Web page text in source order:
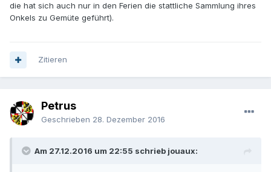
die hat sich auch nur in den Ferien die stattliche Sammlung ihres
Onkels zu Gemüte geführt).
Zitieren
Petrus
Geschrieben 28. Dezember 2016
Am 27.12.2016 um 22:55 schrieb jouaux: